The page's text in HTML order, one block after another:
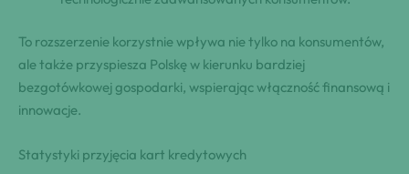
To rozszerzenie korzystnie wpływa nie tylko na konsumentów,
ale także przyspiesza Polskę w kierunku bardziej
bezgotówkowej gospodarki, wspierając włączność finansową i
innowacje.
Statystyki przyjęcia kart kredytowych